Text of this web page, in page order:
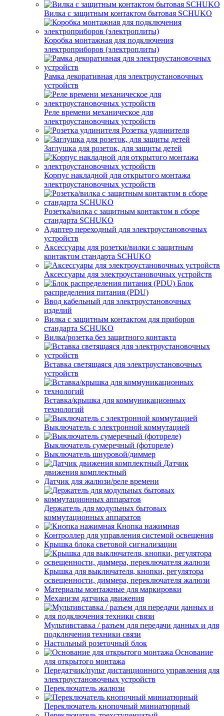
Вилка с защитным контактом бытовая SCHUKO
Коробка монтажная для подключения
электроприборов (электроплиты)
Рамка декоративная для электроустановочных
устройств
Реле времени механическое для
электроустановочных устройств
Розетка удлинителя
Заглушка для розеток, для защиты детей
Корпус накладной для открытого монтажа
электроустановочных устройств
Розетка/вилка с защитным контактом в сборе
стандарта SCHUKO
Адаптер переходный для электроустановочных
устройств
Аксессуары для розетки/вилки с защитным
контактом стандарта SCHUKO
Аксессуары для электроустановочных устройств
Блок
распределения питания (PDU)
Ввод кабельный для электроустановочных
изделий
Вилка с защитным контактом для приборов
стандарта SCHUKO
Вилка/розетка без защитного контакта
Вставка светящаяся для электроустановочных
устройств
Вставка/крышка для коммуникационных
технологий
Выключатель с электронной коммутацией
Выключатель сумеречный (фотореле)
Выключатель шнуровой/диммер
Датчик
движения комплектный
Датчик для жалюзи/реле времени
Держатель для модульных бытовых
коммутационных аппаратов
Кнопка нажимная
Контроллер для управления системой освещения
Крышка блока световой сигнализации
Крышка для выключателя, кнопки, регулятора
освещенности, диммера, переключателя жалюзи
Материалы монтажные для маркировки
Механизм датчика движения
Мультивставка / разъем для передачи данных и для
подключения техники связи
Настольный розеточный блок
Основание
для открытого монтажа
Передатчик/пульт дистанционного управления для
электроустановочных устройств
Переключатель жалюзи
Переключатель кнопочный миниатюрный